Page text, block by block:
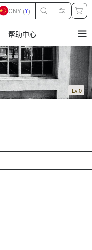
帮助中心
CNY (¥)
Lv.0